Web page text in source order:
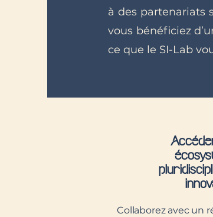
à des partenariats
vous bénéficiez
ce que le SI-Lab
Collaborez avec un